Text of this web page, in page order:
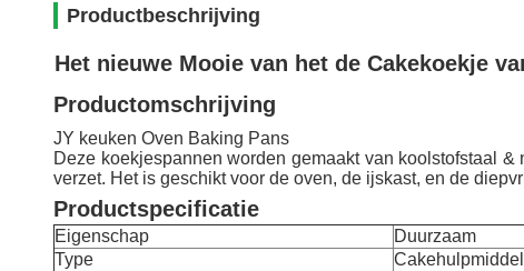
Productbeschrijving
Het nieuwe Mooie van het de Cakekoekje
Productomschrijving
JY keuken Oven Baking Pans
Deze koekjespannen worden gemaakt van koolstofstaal
verzet. Het is geschikt voor de oven, de ijskast, en de
Productspecificatie
Eigenschap
Duurzaam
Type